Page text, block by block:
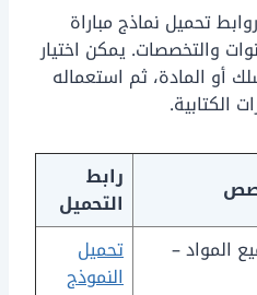
تحميل نماذج مباراة
والتخصصات. يمكن اختيار
أو المادة، ثم استعماله
الكتابية.
رابط
التحميل
المواد –
تحميل
النموذج